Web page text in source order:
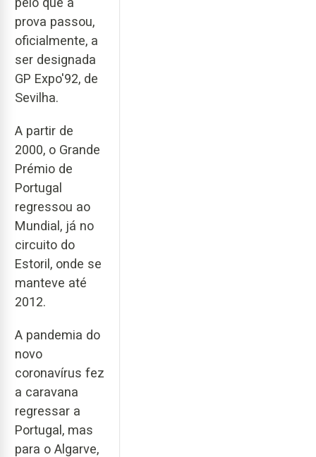
prova passou,
oficialmente, a
ser designada
GP Expo'92, de
Sevilha.
A partir de
2000, o Grande
Prémio de
Portugal
regressou ao
Mundial, já no
circuito do
Estoril, onde se
manteve até
2012.
A pandemia do
novo
coronavírus fez
a caravana
regressar a
Portugal, mas
para o Algarve,